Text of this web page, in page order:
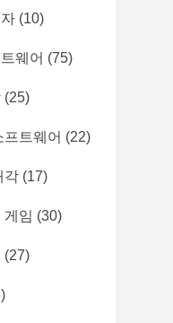
(10)
웨어 (75)
(25)
트웨어 (22)
각 (17)
게임 (30)
(27)